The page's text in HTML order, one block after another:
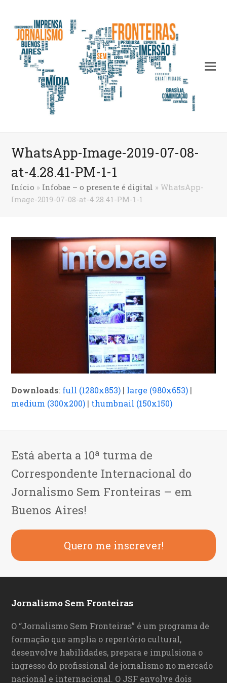
WhatsApp-Image-2019-07-08-
at-4.28.41-PM-1-1
Início » Infobae – o presente é digital »WhatsApp-
Image-2019-07-08-at-4.28.41-PM-1-1
Downloads: full (1280x853) | large (980x653) |
medium (300x200) | thumbnail (150x150)
Está aberta a 10ª turma de
Correspondente Internacional do
Jornalismo Sem Fronteiras – em
Buenos Aires!
Quero me inscrever!
Jornalismo Sem Fronteiras
O “Jornalismo Sem Fronteiras” é um programa de
formação que amplia o repertório cultural,
desenvolve habilidades, prepara e impulsiona o
ingresso do profissional de jornalismo no mercado
nacional e internacional. O JSF envolve dois